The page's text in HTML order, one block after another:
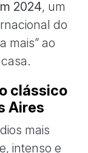
2024, um
do
mais” ao
clássico
Aires
mais
intenso e